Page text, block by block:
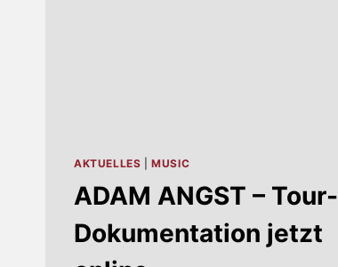
AKTUELLES |MUSIC
ADAM ANGST – Tour-
Dokumentation jetzt